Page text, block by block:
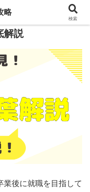
解説
業後に就職を目指して
略
検索